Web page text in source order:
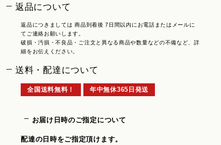
返品について
返品につきましては 商品到着後 7日間以内にお電話またはメールに
てご連絡お願いします。
破損・汚損・不良品・ご注文と異なる商品や数量などの不備など、詳
細をお伝えください。
送料・配達について
全国送料無料！ 年中無休365日発送
お届け日時のご指定について
配達の日時をご指定頂けます。